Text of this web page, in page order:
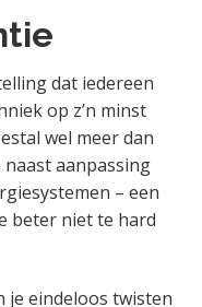
dat iedereen
op z’n minst
wel meer dan
naast aanpassing
– een
beter niet te hard
je eindeloos twisten